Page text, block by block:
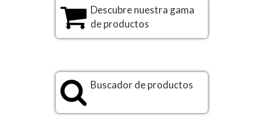
Descubre nuestra gama
de productos
Buscador de productos